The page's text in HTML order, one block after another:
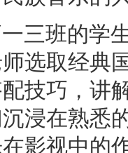
三班的学
选取经典
技巧，讲
浸在熟悉
影视中的